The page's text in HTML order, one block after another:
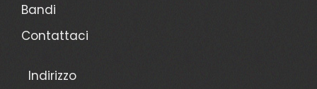
Bandi
Contattaci
Indirizzo